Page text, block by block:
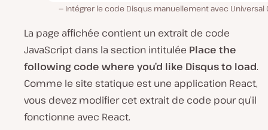
Intégrer le code Disqus manuellement avec Universal
La page affichée contient un extrait de code
JavaScript dans la section intitulée Place the
following code where you’d like Disqus to load.
Comme le site statique est une application React,
vous devez modifier cet extrait de code pour qu’il
fonctionne avec React.